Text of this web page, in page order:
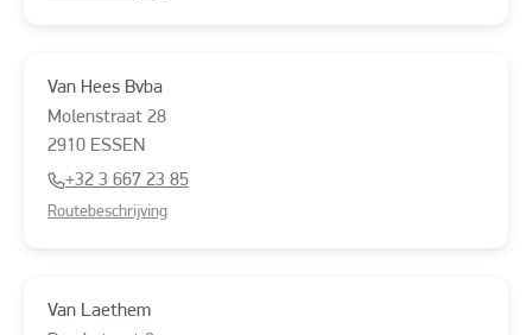
Van Hees Bvba
Molenstraat 28
2910 ESSEN
+32 3 667 23 85
Routebeschrijving
Van Laethem